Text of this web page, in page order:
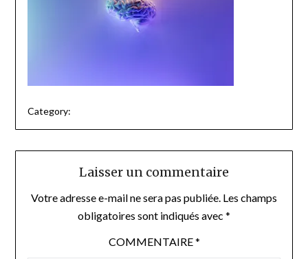
Category:
Laisser un commentaire
Votre adresse e-mail ne sera pas publiée. Les champs
obligatoires sont indiqués avec *
COMMENTAIRE*